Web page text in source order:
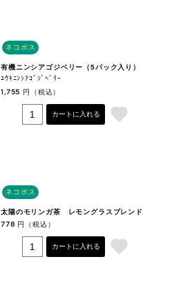
ネコポス
有機ニンシアゴジベリー（5パック入り）
ﾕｳｷﾆﾝｼｱｺﾞｼﾞﾍﾞﾘｰ
1,755 円（税込）
カートに入れる
ネコポス
太陽のモリンガ茶 レモングラスブレンド
778 円（税込）
カートに入れる